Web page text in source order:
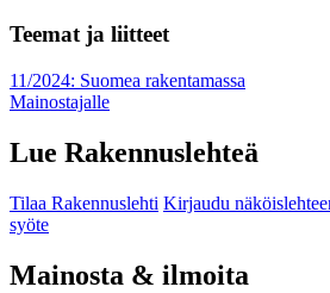
Teemat ja liitteet
11/2024: Suomea rakentamassa
Mainostajalle
Lue Rakennuslehteä
Tilaa Rakennuslehti Kirjaudu
syöte
Mainosta & ilmoita